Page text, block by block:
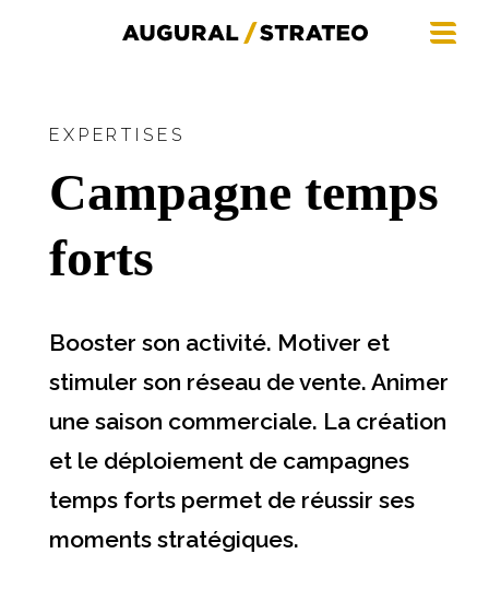
EXPERTISES
Campagne temps
forts
Booster son activité. Motiver et
stimuler son réseau de vente. Animer
une saison commerciale. La création
et le déploiement de campagnes
temps forts permet de réussir ses
moments stratégiques.